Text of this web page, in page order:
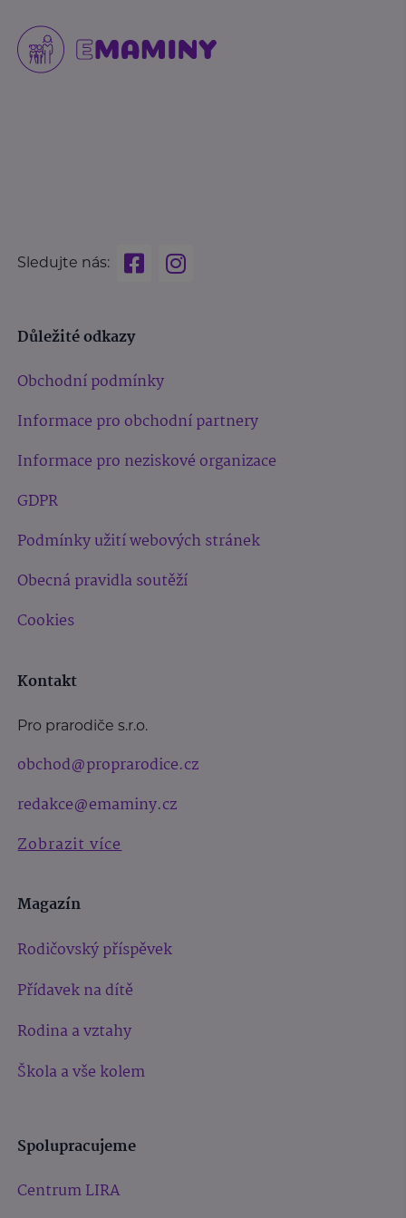
Sledujte nás:
Důležité odkazy
Obchodní podmínky
Informace pro obchodní partnery
Informace pro neziskové organizace
GDPR
Podmínky užití webových stránek
Obecná pravidla soutěží
Cookies
Kontakt
Pro prarodiče s.r.o.
obchod@proprarodice.cz
redakce@emaminy.cz
Zobrazit více
Magazín
Rodičovský příspěvek
Přídavek na dítě
Rodina a vztahy
Škola a vše kolem
Spolupracujeme
Centrum LIRA